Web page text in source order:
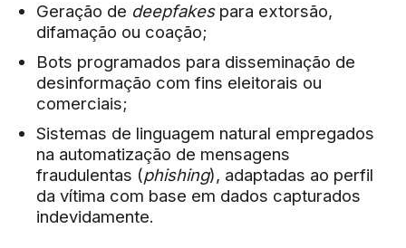
Geração de deepfakespara extorsão,
difamação ou coação;
Bots programados para disseminação de
desinformação com fins eleitorais ou
comerciais;
Sistemas de linguagem natural empregados
na automatização de mensagens
fraudulentas (phishing), adaptadas ao perfil
da vítima com base em dados capturados
indevidamente.